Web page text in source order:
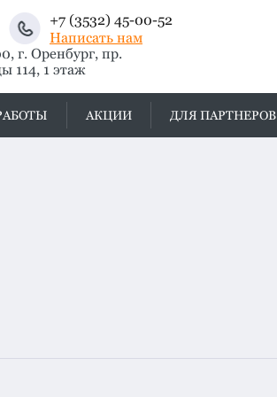
+7 (3532) 45-00-52
Написать нам
г. Оренбург, пр.
114, 1 этаж
АКЦИИ ДЛЯ ПАРТНЕРОВ